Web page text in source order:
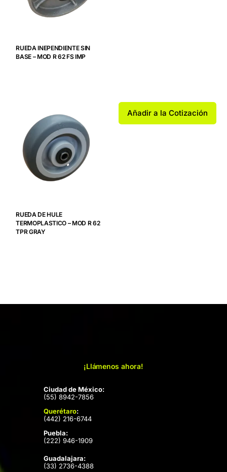
RUEDA INEPENDIENTE SIN
BASE – MOD R 62 FS IMP
RUEDA DE HULE
TERMOPLASTICO – MOD R 62
TPR GRAY
Añadir a la Cotización
¡Llámenos ahora!
Ciudad de México:
(55) 8942-7856
Querétaro:
(442) 216-6744
Puebla:
(222) 946-1909
Guadalajara:
(33) 2736-4388